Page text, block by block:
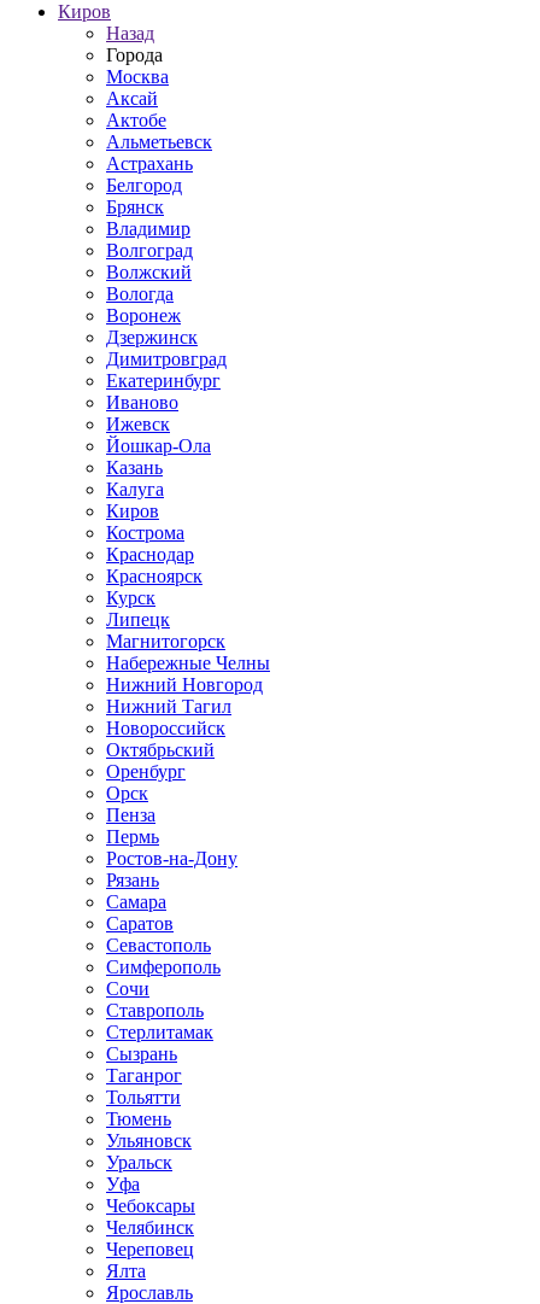
Киров
Назад
Города
Москва
Аксай
Актобе
Альметьевск
Астрахань
Белгород
Брянск
Владимир
Волгоград
Волжский
Вологда
Воронеж
Дзержинск
Димитровград
Екатеринбург
Иваново
Ижевск
Йошкар-Ола
Казань
Калуга
Киров
Кострома
Краснодар
Красноярск
Курск
Липецк
Магнитогорск
Набережные Челны
Нижний Новгород
Нижний Тагил
Новороссийск
Октябрьский
Оренбург
Орск
Пенза
Пермь
Ростов-на-Дону
Рязань
Самара
Саратов
Севастополь
Симферополь
Сочи
Ставрополь
Стерлитамак
Сызрань
Таганрог
Тольятти
Тюмень
Ульяновск
Уральск
Уфа
Чебоксары
Челябинск
Череповец
Ялта
Ярославль